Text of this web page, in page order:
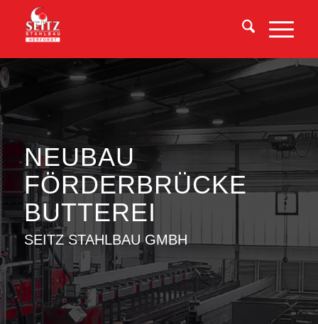
NEUBAU
FÖRDERBRÜCKE
BUTTEREI
SEITZ STAHLBAU GMBH